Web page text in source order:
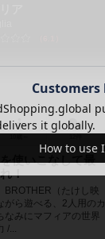
使いこなして最
！
BROTHER（たけし映
がら遊べる、2人用のカ
なみにマフィアの世界
...